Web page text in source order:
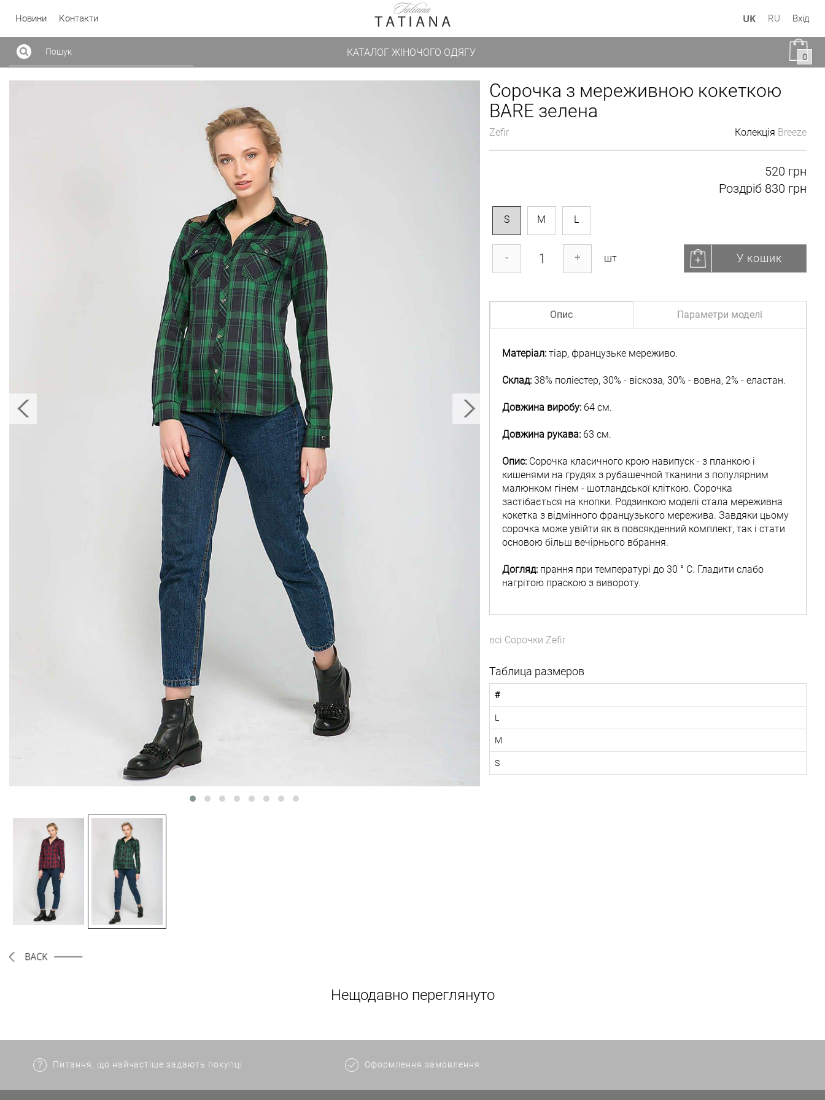
Новини Контакти UK RU Вхід
КАТАЛОГ ЖІНОЧОГО ОДЯГУ 0
Сорочка з мереживною кокеткою
BARE зелена
Zefir Колекція Breeze
520 грн
Роздріб 830 грн
S M L
- + шт У кошик
Опис Параметри моделі
Матеріал:тіар, французьке мереживо.
Склад:38% поліестер, 30% - віскоза, 30% - вовна, 2% - еластан.
Довжина виробу:64 см.
Довжина рукава:63 см.
Опис:Сорочка класичного крою навипуск - з планкою і
кишенями на грудях з рубашечной тканини з популярним
малюнком гінем - шотландської кліткою. Сорочка
застібається на кнопки. Родзинкою моделі стала мереживна
кокетка з відмінного французького мережива. Завдяки цьому
сорочка може увійти як в повсякденний комплект, так і стати
основою більш вечірнього вбрання.
Догляд:прання при температурі до 30 ° C. Гладити слабо
нагрітою праскою з вивороту.
всі Сорочки Zefir
Таблица размеров
#
L
M
S
Нещодавно переглянуто
Питання, що найчастіше задають покупці Оформлення замовлення